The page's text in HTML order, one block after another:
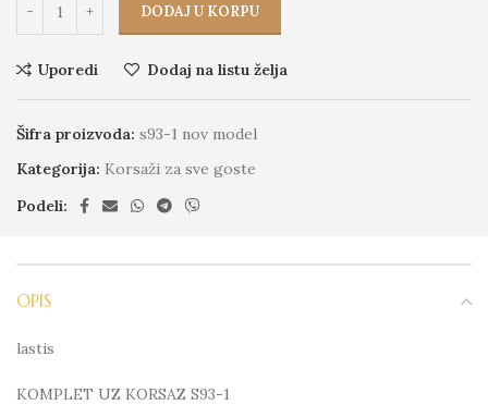
DODAJ U KORPU
Uporedi Dodaj na listu želja
Šifra proizvoda: s93-1 nov model
Kategorija: Korsaži za sve goste
Podeli:
OPIS
lastis
KOMPLET UZ KORSAZ S93-1